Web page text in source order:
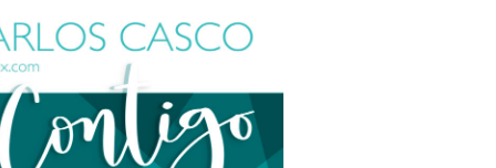
EN
DE
CONÓCENOS UN POCO MÁS